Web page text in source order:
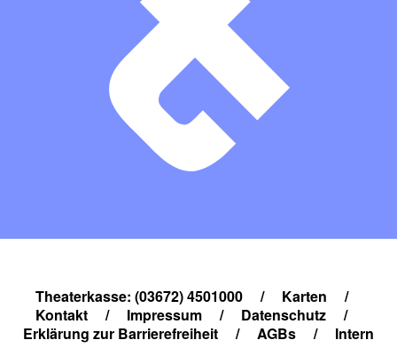
Theaterkasse: (03672) 4501000 / Karten
/
Kontakt
/ Impressum / Datenschutz
/
Erklärung zur Barrierefreiheit
/ AGBs / Intern